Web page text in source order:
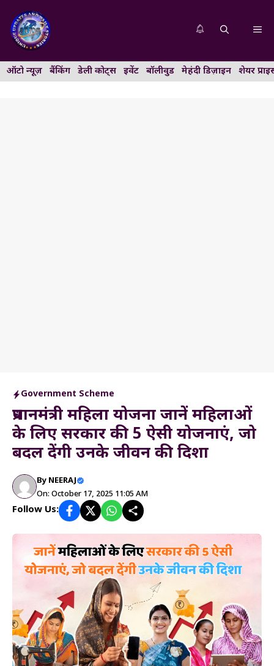
content
ऑटो न्यूज़ बैंकिंग डेली कोट्स इवेंट बॉलीवुड मेहंदी डिज़ाइन शेयर
Government Scheme
प्रधानमंत्री महिला योजना जानें महिलाओं
के लिए सरकार की 5 ऐसी योजनाएं, जो
बदल देंगी उनके जीवन की दिशा
By NEERAJ
On: October 17, 2025 11:05 AM
Follow Us: